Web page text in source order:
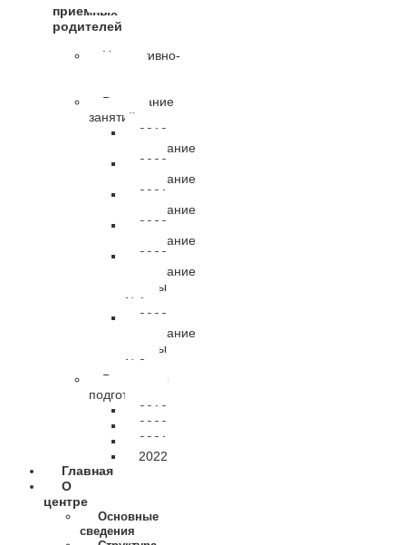
приемных
родителей
Нормативно-
Расписание
занятий
2019
расписание
2020
расписание
2021
расписание
2022
расписание
2023
расписание
группы
№1
2023
расписание
группы
№2
Результаты
подготовки
2019
2020
2021
2022
Главная
О
центре
Основные
сведения